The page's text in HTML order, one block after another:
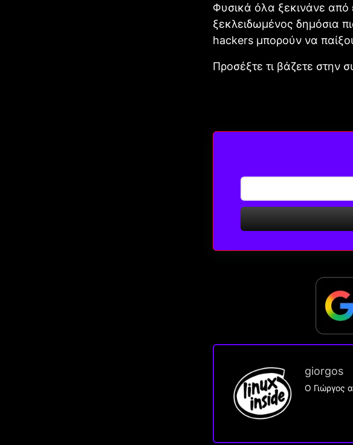
Φυσικά όλα ξεκινάνε
ξεκλειδωμένος δημόσια
hackers μπορούν να
Προσέξτε τι βάζετε στην
giorgos
Ο Γιώργος